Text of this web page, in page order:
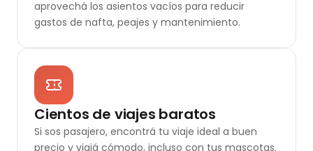
aprovechá los asientos vacíos para reducir
gastos de nafta, peajes y mantenimiento.
Cientos de viajes baratos
Si sos pasajero, encontrá tu viaje ideal a buen
precio y viajá cómodo, incluso con tus mascotas.